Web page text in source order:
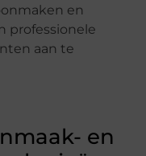
en
professionele
aan te
en